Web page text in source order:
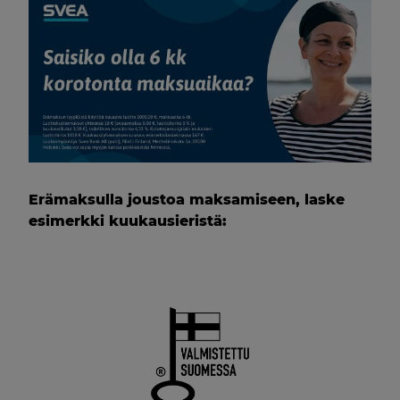
Erämaksulla joustoa maksamiseen, laske
esimerkki kuukausieristä: